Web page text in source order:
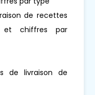
de recettes
et chiffres par
de livraison de